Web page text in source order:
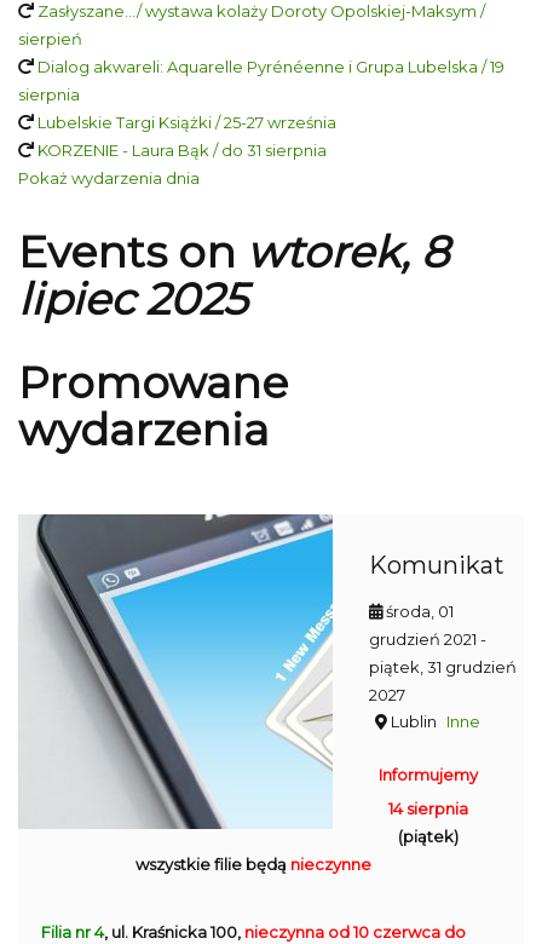
Zasłyszane…/ wystawa kolaży Doroty Opolskiej-Maksym /
sierpień
Dialog akwareli: Aquarelle Pyrénéenne i Grupa Lubelska / 19
sierpnia
Lubelskie Targi Książki / 25-27 września
KORZENIE - Laura Bąk / do 31 sierpnia
Pokaż wydarzenia dnia
Events on wtorek, 8
lipiec 2025
Promowane
wydarzenia
Komunikat
środa, 01
grudzień 2021 -
piątek, 31 grudzień
2027
Lublin
Inne
Informujemy
14 sierpnia
(piątek)
wszystkie filie będą nieczynne
Filia nr 4, ul. Kraśnicka 100, nieczynna od 10 czerwca do